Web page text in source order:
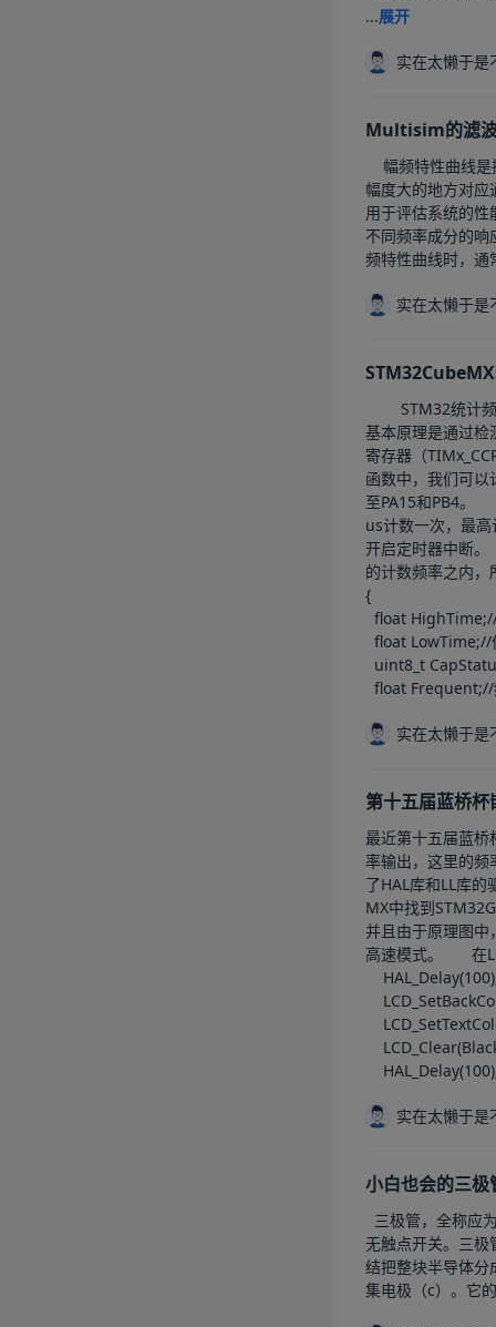
...展开
实在太懒于是
Multisim的滤波
幅度大的地方对应通
用于评估系统的
不同频率成分的响
频特性曲线时，通
实在太懒于是
基本原理是通过检
寄存器（TIMx_CCRx）中，
函数中，我们可以计算两个脉冲的时
至PA15和PB4。		这里的PB4和PA15分别对应了TIM16的CHANNLE1和TIM8的CHANNLE1。		触发方式选择上升沿触发，这边定时器分频系数选择150-1,1
us计数一次，最高计数65535即计
开启定时器中断。	这里的中断触发有两种可能：第一是计数器溢出导致的中断触发，第二种是检测到上升下降沿导致的中断触发。	由于我们的测量频率在我们
的计数频率之内，所以我们不考虑计数溢出
{
float
实在太懒于是
第十五届蓝桥
最近第十五届蓝桥杯也即
率输出，这里的频率输出由555定时器提
了HAL库和LL库的驱动，标准库玩
MX中找到STM32G431R8T6，找到我们的板子型号
并且由于原理图中
高速模式。		在LCD_Init函数中，我们可以将IO初始化的内容注释掉，这部分在CubeMX中已经完成了初始化。    LCD_Init();//LCD初始化
实在太懒于是
小白也会的三
三极管，全称应
无触点开关。三极
结把整块半导体分
集电极（c）。它